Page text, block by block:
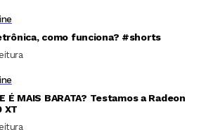
como funciona? #shorts
É MAIS BARATA? Testamos a Radeon
XT